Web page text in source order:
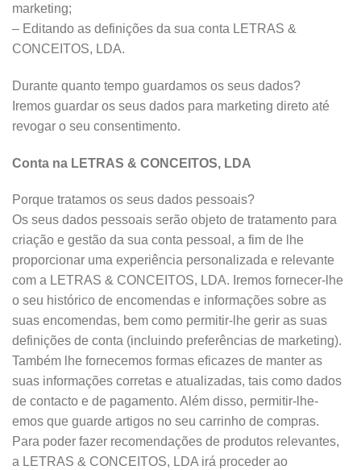
marketing;
– Editando as definições da sua conta LETRAS &
CONCEITOS, LDA.
Durante quanto tempo guardamos os seus dados?
Iremos guardar os seus dados para marketing direto até
revogar o seu consentimento.
Conta na LETRAS & CONCEITOS, LDA
Porque tratamos os seus dados pessoais?
Os seus dados pessoais serão objeto de tratamento para
criação e gestão da sua conta pessoal, a fim de lhe
proporcionar uma experiência personalizada e relevante
com a LETRAS & CONCEITOS, LDA. Iremos fornecer-lhe
o seu histórico de encomendas e informações sobre as
suas encomendas, bem como permitir-lhe gerir as suas
definições de conta (incluindo preferências de marketing).
Também lhe fornecemos formas eficazes de manter as
suas informações corretas e atualizadas, tais como dados
de contacto e de pagamento. Além disso, permitir-lhe-
emos que guarde artigos no seu carrinho de compras.
Para poder fazer recomendações de produtos relevantes,
a LETRAS & CONCEITOS, LDA irá proceder ao